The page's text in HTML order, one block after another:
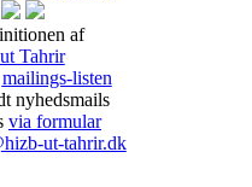
af
Tahrir
mailings-listen
nyhedsmails
via formular
ut-tahrir.dk